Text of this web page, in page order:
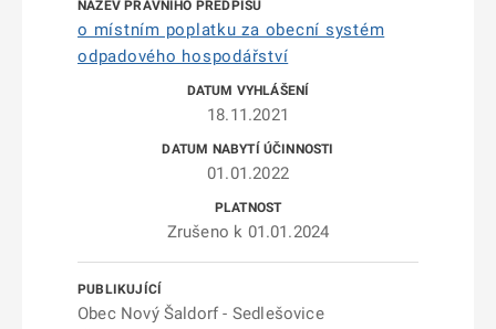
o místním poplatku za obecní systém
odpadového hospodářství
18.11.2021
01.01.2022
Zrušeno k 01.01.2024
Obec Nový Šaldorf - Sedlešovice